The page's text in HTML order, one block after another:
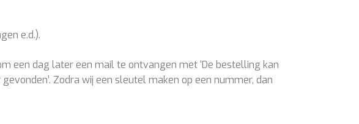
e.d.).
een dag later een mail te ontvangen met ‘De bestelling kan
Zodra wij een sleutel maken op een nummer, dan